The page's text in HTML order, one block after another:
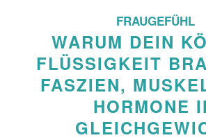
FRAUGEFÜHL
WARUM DEIN
FLÜSSIGKEIT
FASZIEN,
HORMONE